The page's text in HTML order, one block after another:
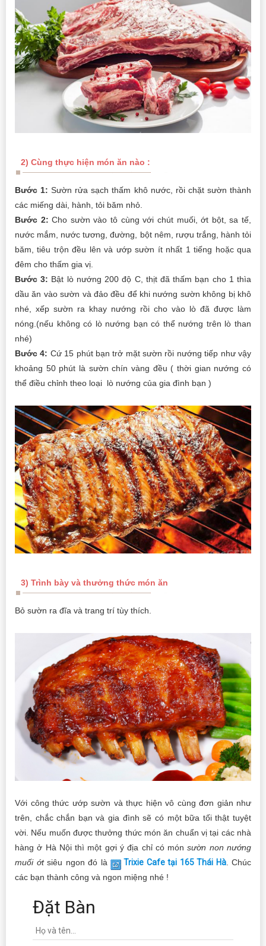
2) Cùng thực hiện món ăn nào :
Bước 1: Sườn rửa sạch thấm khô nước, rồi chặt sườn thành
các miếng dài, hành, tỏi băm nhỏ.
Bước 2: Cho sườn vào tô cùng với chút muối, ớt bột, sa tế,
nước mắm, nước tương, đường, bột nêm, rượu trắng, hành tỏi
băm, tiêu trộn đều lên và ướp sườn ít nhất 1 tiếng hoặc qua
đêm cho thấm gia vị.
Bước 3: Bật lò nướng 200 độ C, thịt đã thấm bạn cho 1 thìa
dầu ăn vào sườn và đảo đều để khi nướng sườn không bị khô
nhé, xếp sườn ra khay nướng rồi cho vào lò đã được làm
nóng.(nếu không có lò nướng bạn có thể nướng trên lò than
nhé)
Bước 4: Cứ 15 phút bạn trở mặt sườn rồi nướng tiếp như vậy
khoảng 50 phút là sườn chín vàng đều ( thời gian nướng có
thể điều chỉnh theo loại lò nướng của gia đình bạn )
3) Trình bày và thưởng thức món ăn
Bỏ sườn ra đĩa và trang trí tùy thích.
Với công thức ướp sườn và thực hiện vô cùng đơn giản như
trên, chắc chắn bạn và gia đình sẽ có một bữa tối thật tuyệt
vời. Nếu muốn được thưởng thức món ăn chuẩn vị tại các nhà
hàng ở Hà Nội thì một gợi ý địa chỉ có mónsườn non nướng
muối ớtsiêu ngon đó là Trixie Cafe tại 165 Thái Hà. Chúc
các bạn thành công và ngon miệng nhé !
Đặt Bàn